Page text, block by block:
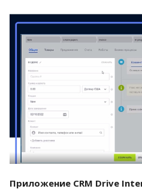
Смотреть
Приложение CRM Drive